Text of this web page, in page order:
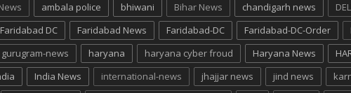
ambala police bhiwani Bihar News chandigarh news
Faridabad DC Faridabad News Faridabad-DC Faridabad-DC-Order
gurugram-news haryana haryana cyber froud Haryana News
India News international-news jhajjar news jind news